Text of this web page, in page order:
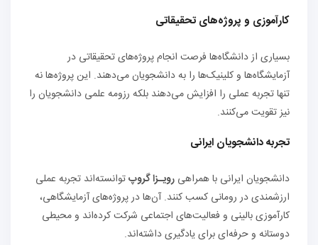
کارآموزی و پروژه‌های تحقیقاتی
بسیاری از دانشگاه‌ها فرصت انجام پروژه‌های تحقیقاتی در
آزمایشگاه‌ها و کلینیک‌ها را به دانشجویان می‌دهند. این پروژه‌ها نه
تنها تجربه عملی را افزایش می‌دهند بلکه رزومه علمی دانشجویان را
نیز تقویت می‌کنند.
تجربه دانشجویان ایرانی
دانشجویان ایرانی با همراهی رویـزا گروپتوانسته‌اند تجربه عملی
ارزشمندی در رومانی کسب کنند. آن‌ها در پروژه‌های آزمایشگاهی،
کارآموزی بالینی و فعالیت‌های اجتماعی شرکت کرده‌اند و محیطی
دوستانه و حرفه‌ای برای یادگیری داشته‌اند.